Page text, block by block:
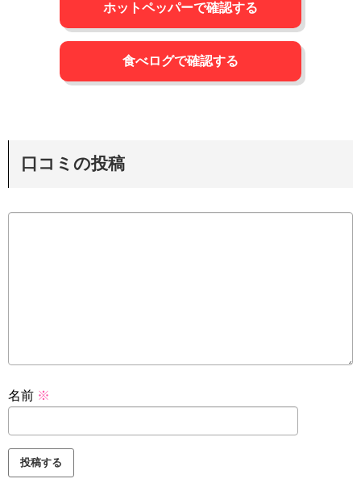
ホットペッパーで確認する
食べログで確認する
口コミの投稿
名前 ※